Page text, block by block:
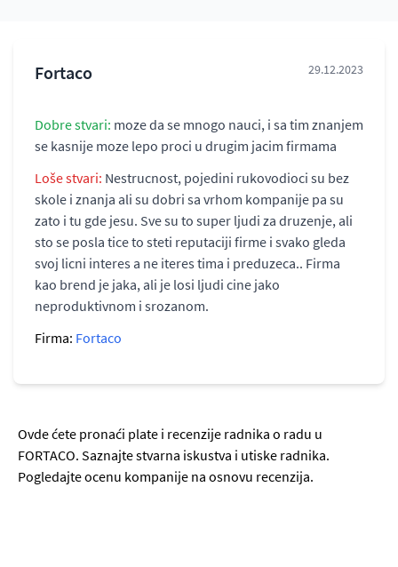
Fortaco 29.12.2023
Dobre stvari: moze da se mnogo nauci, i sa tim znanjem
se kasnije moze lepo proci u drugim jacim firmama
Loše stvari: Nestrucnost, pojedini rukovodioci su bez
skole i znanja ali su dobri sa vrhom kompanije pa su
zato i tu gde jesu. Sve su to super ljudi za druzenje, ali
sto se posla tice to steti reputaciji firme i svako gleda
svoj licni interes a ne iteres tima i preduzeca.. Firma
kao brend je jaka, ali je losi ljudi cine jako
neproduktivnom i srozanom.
Firma: Fortaco
Ovde ćete pronaći plate i recenzije radnika o radu u
FORTACO. Saznajte stvarna iskustva i utiske radnika.
Pogledajte ocenu kompanije na osnovu recenzija.